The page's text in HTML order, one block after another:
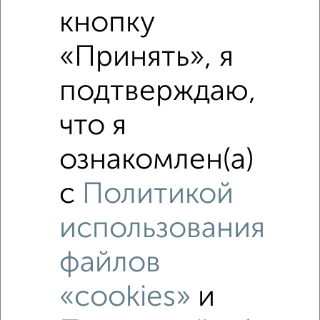
Похожие предложения рядом
2‑комнатные квартиры недалеко от
кнопку
«Принять», я
подтверждаю,
что я
ознакомлен(а)
с Политикой
использования
файлов
«cookies» и